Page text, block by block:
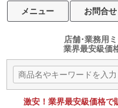
メニュー お問合せ
店舗･業務用
業界最安級価
激安！業界最安級価格で